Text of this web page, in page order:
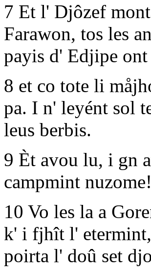
7 Et l' Djôzef
Farawon, tos les
payis d' Edjipe
8 et co tote li
pa. I n' leyént sol
leus berbis.
9 Èt avou lu, i gn
campmint nuzome!
10 Vo les la a
k' i fjhît l'
poirta l' doû set